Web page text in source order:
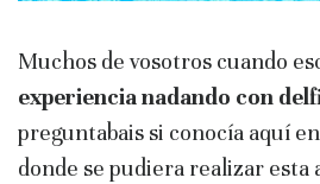
Muchos de vosotros cuando
experiencia nadando con
preguntabais si conocía aquí
donde se pudiera realizar esta